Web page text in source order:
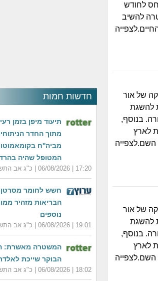
חדשות חמות
תיעוד מיפן בזמן
מתוך החדר
מביה''ח
המטופל שהיה
17:20 | 06/08/2026 | כ"ג אב התשפ"ו
חשש לחומר
הבריאות מזהיר
נוספים
19:01 | 06/08/2026 | כ"ג אב התשפ"ו
המשטרה מאשרת:
הבוקר שייכת לאלדר
18:02 | 06/08/2026 | כ"ג אב התשפ"ו
לחודש
להשיב
של אור
להשגת
בנוסף,
לארץ
של אור
להשגת
בנוסף,
לארץ